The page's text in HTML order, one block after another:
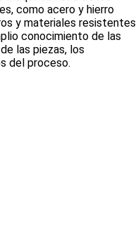
como acero y hierro
y materiales resistentes
conocimiento de las
las piezas, los
del proceso.